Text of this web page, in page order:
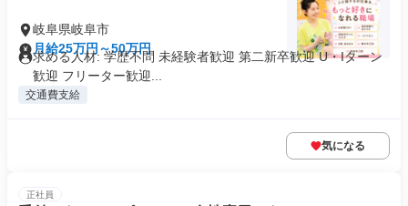
岐阜県岐阜市
月給25万円～50万円
求める人材: 学歴不問 未経験者歓迎 第二新卒歓迎 U・Iターン
歓迎 フリーター歓迎...
交通費支給
気になる
正社員